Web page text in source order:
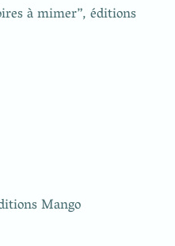
à mimer”, éditions
Mango